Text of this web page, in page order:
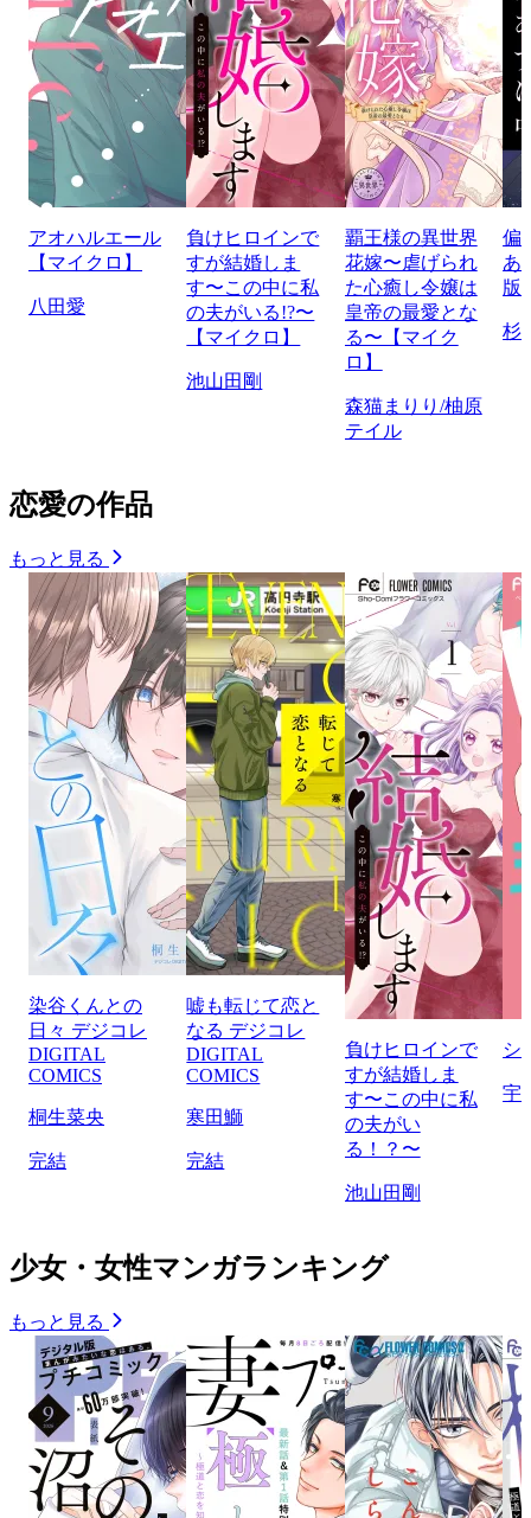
アオハルエール
【マイクロ】
八田愛
負けヒロインで
すが結婚しま
す〜この中に私
の夫がいる!?〜
【マイクロ】
池山田剛
覇王様の異世界
花嫁〜虐げられ
た心癒し令嬢は
皇帝の最愛とな
る〜【マイク
ロ】
森猫まりり/柚原
テイル
偏
あ
版
杉
恋愛の作品
もっと見る
染谷くんとの
日々 デジコレ
DIGITAL
COMICS
桐生菜央
完結
嘘も転じて恋と
なる デジコレ
DIGITAL
COMICS
寒田鰤
完結
負けヒロインで
すが結婚しま
す〜この中に私
の夫がい
る！？〜
池山田剛
シ
宇
少女・女性マンガランキング
もっと見る